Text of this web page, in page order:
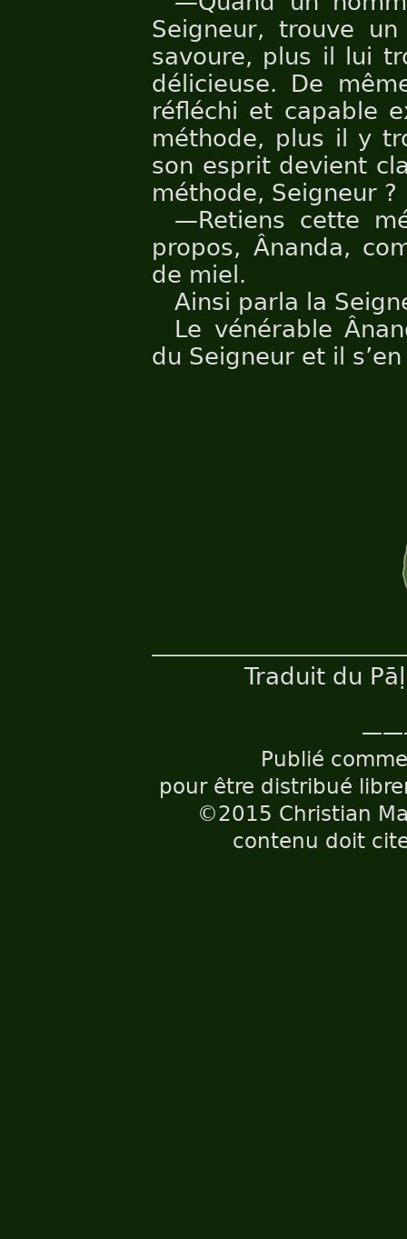
Seigneur, trouve
savoure, plus il lui
délicieuse. De
réfléchi et capable
méthode, plus il y
son esprit devient
méthode, Seigneur ?
—Retiens cette
propos, Ânanda,
de miel.
Ainsi parla la
Le vénérable
du Seigneur et il
Traduit du
Publié
pour être distribué
©2015 Christian
contenu doit